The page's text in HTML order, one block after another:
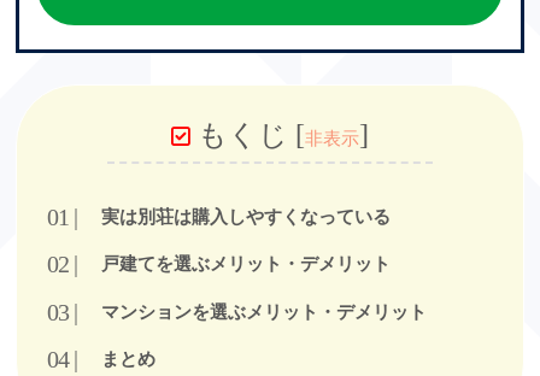
もくじ [非表示]
実は別荘は購入しやすくなっている
戸建てを選ぶメリット・デメリット
マンションを選ぶメリット・デメリット
まとめ